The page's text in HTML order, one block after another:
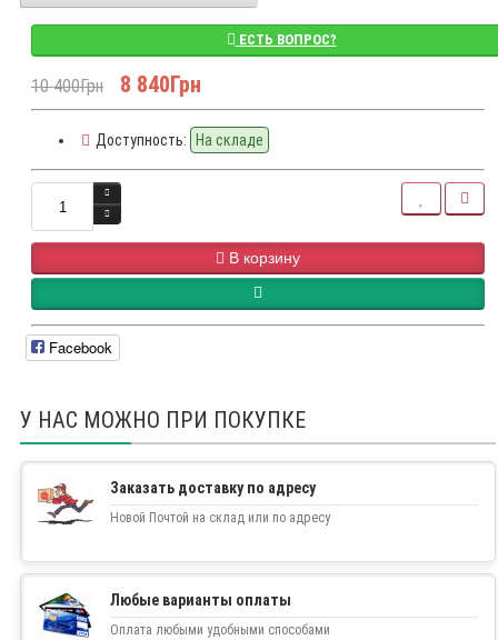
ЕСТЬ ВОПРОС?
10 400Грн 8 840Грн
Доступность: На складе
В корзину
Facebook
У НАС МОЖНО ПРИ ПОКУПКЕ
Заказать доставку по адресу
Новой Почтой на склад или по адресу
Любые варианты оплаты
Оплата любыми удобными способами